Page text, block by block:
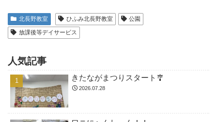
北長野教室 ひふみ北長野教室
公園
放課後等デイサービス
人気記事
きたながまつりスタート🎐
2026.07.28